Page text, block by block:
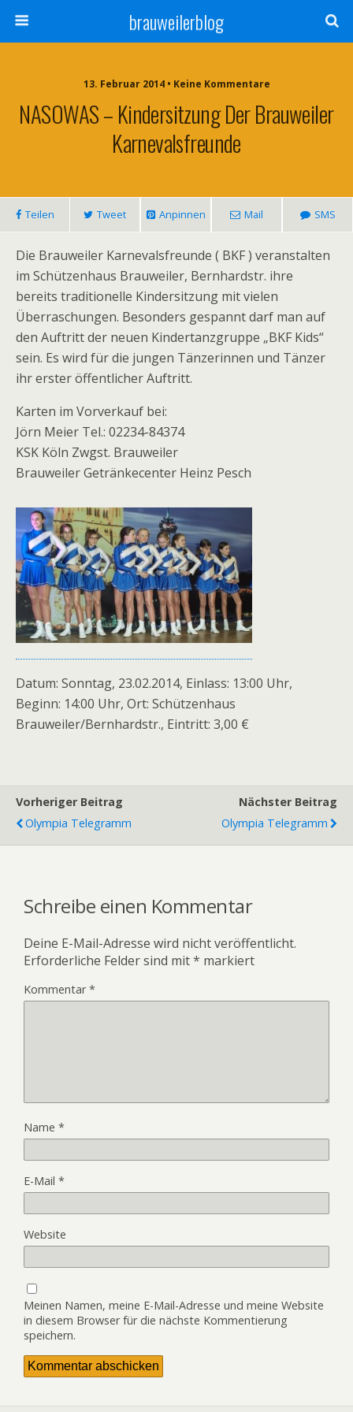
brauweilerblog
13. Februar 2014 • Keine Kommentare
NASOWAS – Kindersitzung Der Brauweiler
Karnevalsfreunde
Teilen Tweet Anpinnen Mail SMS
Die Brauweiler Karnevalsfreunde ( BKF ) veranstalten
im Schützenhaus Brauweiler, Bernhardstr. ihre
bereits traditionelle Kindersitzung mit vielen
Überraschungen. Besonders gespannt darf man auf
den Auftritt der neuen Kindertanzgruppe „BKF Kids“
sein. Es wird für die jungen Tänzerinnen und Tänzer
ihr erster öffentlicher Auftritt.
Karten im Vorverkauf bei:
Jörn Meier Tel.: 02234-84374
KSK Köln Zwgst. Brauweiler
Brauweiler Getränkecenter Heinz Pesch
Datum: Sonntag, 23.02.2014, Einlass: 13:00 Uhr,
Beginn: 14:00 Uhr, Ort: Schützenhaus
Brauweiler/Bernhardstr., Eintritt: 3,00 €
Vorheriger Beitrag
Olympia Telegramm
Nächster Beitrag
Olympia Telegramm
Schreibe einen Kommentar
Deine E-Mail-Adresse wird nicht veröffentlicht.
Erforderliche Felder sind mit* markiert
Kommentar*
Name *
E-Mail *
Website
Meinen Namen, meine E-Mail-Adresse und meine Website
in diesem Browser für die nächste Kommentierung
speichern.